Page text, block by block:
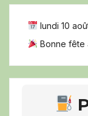
lundi 10
Bonne fête